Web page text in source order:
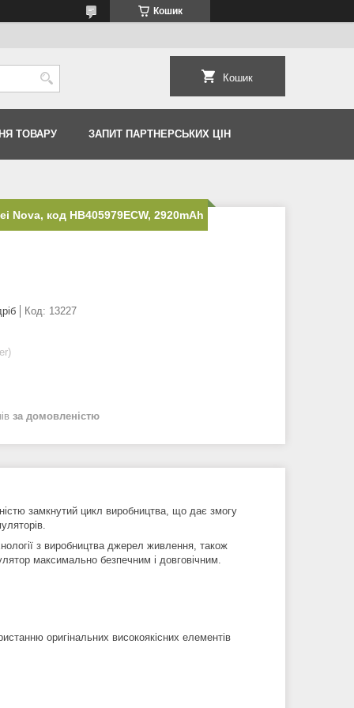
Кошик
Кошик
ТОВАРУ ЗАПИТ ПАРТНЕРСЬКИХ ЦІН
Nova, код HB405979ECW, 2920mAh
Код: 13227
за домовленістю
замкнутий цикл виробництва, що дає змогу
з виробництва джерел живлення, також
максимально безпечним і довговічним.
оригінальних високоякісних елементів